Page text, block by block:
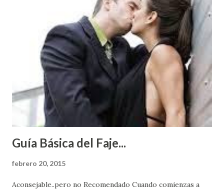
Guía Básica del Faje...
febrero 20, 2015
Aconsejable..pero no Recomendado Cuando comienzas a